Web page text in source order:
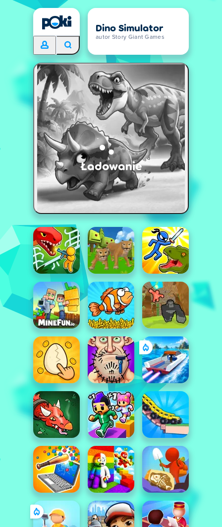
Dino Simulator
autor Story Giant Games
Ładowanie